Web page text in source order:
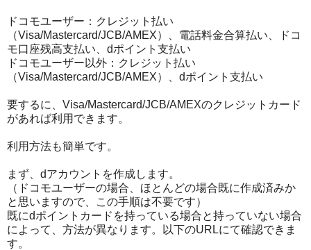
ドコモユーザー：クレジット払い
（Visa/Mastercard/JCB/AMEX）、電話料金合算払い、ドコ
モ口座残高支払い、dポイント支払い
ドコモユーザー以外：クレジット払い
（Visa/Mastercard/JCB/AMEX）、dポイント支払い
要するに、Visa/Mastercard/JCB/AMEXのクレジットカード
があれば利用できます。
利用方法も簡単です。
まず、dアカウントを作成します。
（ドコモユーザーの場合、ほとんどの場合既に作成済みか
と思いますので、この手順は不要です）
既にdポイントカードを持っている場合と持っていない場合
によって、方法が異なります。以下のURLにて確認できま
す。